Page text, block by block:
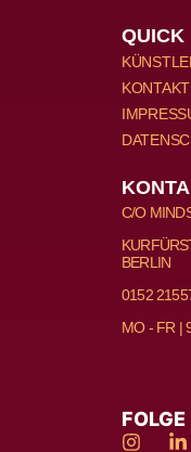
QUICK
KONTAKT
C/O
BERLIN
0152
MO - FR |
FOLGE